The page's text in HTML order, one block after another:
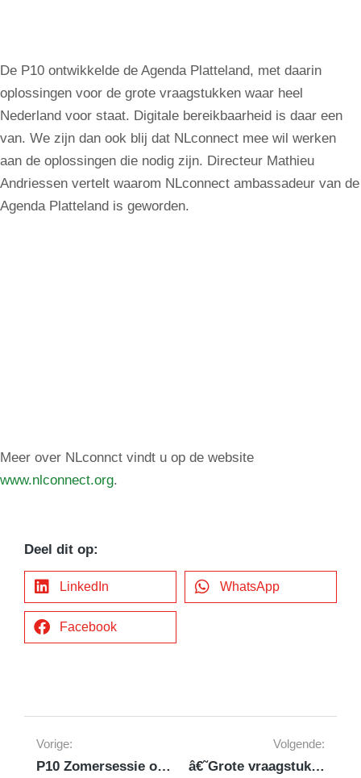
De P10 ontwikkelde de Agenda Platteland, met daarin
oplossingen voor de grote vraagstukken waar heel
Nederland voor staat. Digitale bereikbaarheid is daar een
van. We zijn dan ook blij dat NLconnect mee wil werken
aan de oplossingen die nodig zijn. Directeur Mathieu
Andriessen vertelt waarom NLconnect ambassadeur van de
Agenda Platteland is geworden.
Meer over NLconnct vindt u op de website
www.nlconnect.org.
Deel dit op:
LinkedIn WhatsApp
Facebook
Vorige:
P10 Zomersessie onderdeel van Dorpenfestival
Volgende:
â€˜Grote vraagstukken oplossen? Kijk naar het plattelandâ€™